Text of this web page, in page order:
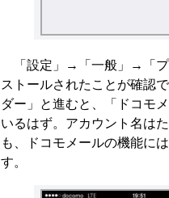
「設定」→「一般」→「プ
ストールされたことが確認
ダー」と進むと、「ドコモ
いるはず。アカウント名は
も、ドコモメールの機能に
す。